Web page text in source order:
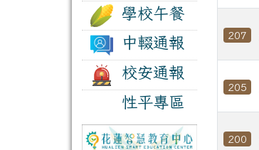
學校午餐
中輟通報
校安通報
性平專區
207
205
200